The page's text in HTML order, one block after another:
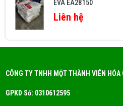
EVA EA28150
Liên hệ
CÔNG TY TNHH MỘT THÀNH VIÊN HÓA
GPKD Số: 0310612595